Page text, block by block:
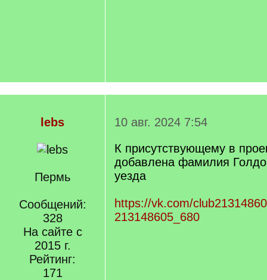
lebs
Пермь
Сообщений:
328
На сайте с
2015 г.
Рейтинг:
171
10 авг. 2024 7:54
К присутствующему в
добавлена фамилия
уезда
https://vk.com/
213148605_680